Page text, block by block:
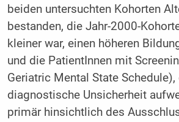
beiden untersuchten Kohorten
bestanden, die Jahr-2000-
kleiner war, einen höheren
und die PatientInnen mit
Geriatric Mental State Schedule),
diagnostische Unsicherheit
primär hinsichtlich des